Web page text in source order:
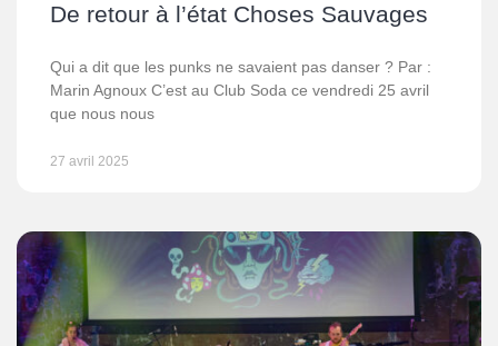
De retour à l’état Choses Sauvages
Qui a dit que les punks ne savaient pas danser ? Par :
Marin Agnoux C’est au Club Soda ce vendredi 25 avril
que nous nous
27 avril 2025